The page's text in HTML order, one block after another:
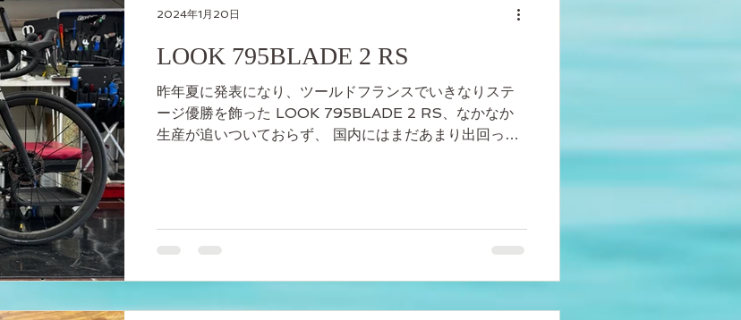
LOOK 795BLADE 2 RS
昨年夏に発表になり、ツールドフランスでいきなりステ
ージ優勝を飾った LOOK 795BLADE 2 RS、なかなか
生産が追いついておらず、 国内にはまだあまり出回って
2024年1月20日